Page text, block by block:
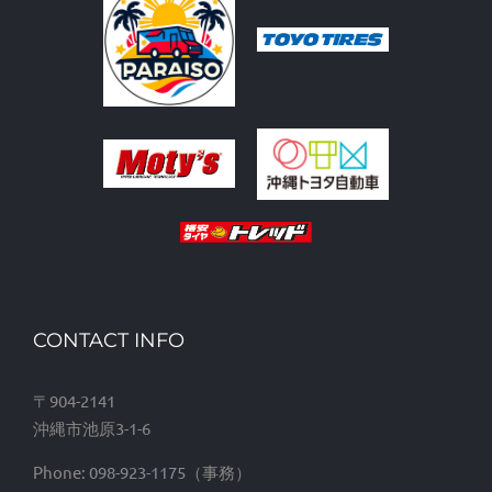
CONTACT INFO
〒904-2141
沖縄市池原3-1-6
Phone: 098-923-1175